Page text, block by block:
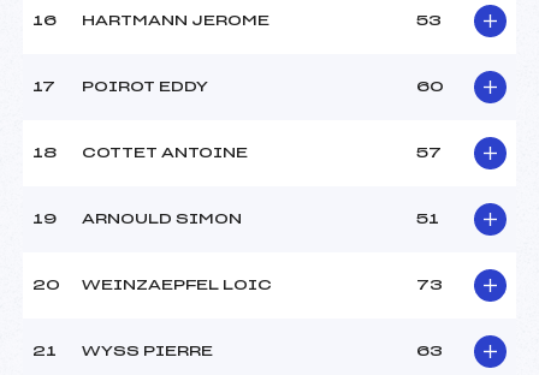
-2
-1
Min->Mas
16 HARTMANN JEROME 53
17 POIROT EDDY 60
18 COTTET ANTOINE 57
19 ARNOULD SIMON 51
20 WEINZAEPFEL LOIC 73
21 WYSS PIERRE 63